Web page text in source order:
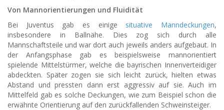
Von Mannorientierungen und Fluidität
Bei Juventus gab es einige situative Manndeckungen,
insbesondere in Ballnähe. Dies zog sich durch alle
Mannschaftsteile und war dort auch jeweils anders aufgebaut. In
der Anfangsphase gab es beispielsweise mannorientiert
spielende Mittelstürmer, welche die bayrischen Innenverteidiger
abdeckten. Später zogen sie sich leicht zurück, hielten etwas
Abstand und pressten dann erst aggressiv auf sie. Auch im
Mittelfeld gab es solche Deckungen, wie zum Beispiel schon die
erwähnte Orientierung auf den zurückfallenden Schweinsteiger.